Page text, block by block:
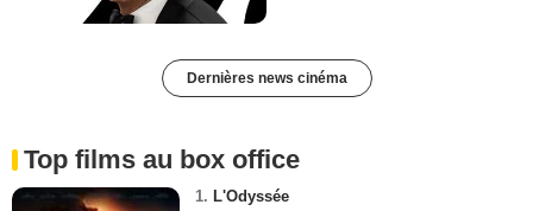
Dernières news cinéma
Top films au box office
1. L'Odyssée